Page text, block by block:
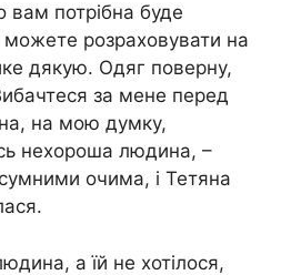
вам потрібна буде
розраховувати на
дякую. Одяг поверну,
за мене перед
на мою думку,
нехороша людина, –
очима, і Тетяна
а їй не хотілося,